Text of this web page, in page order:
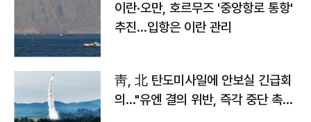
이란·오만, 호르무즈 '중앙항로 통항'
추진…입항은 이란 관리
靑, 北 탄도미사일에 안보실 긴급회
의…"유엔 결의 위반, 즉각 중단 촉